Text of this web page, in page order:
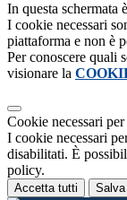
In questa schermata
I cookie necessari
piattaforma e non è
Per conoscere quali
visionare la
Cookie necessari
I cookie necessari
disabilitati. È
policy.
Accetta tutti